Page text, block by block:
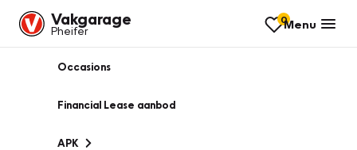
Vakgarage
Pheifer
0Menu
Occasions
Financial Lease aanbod
APK